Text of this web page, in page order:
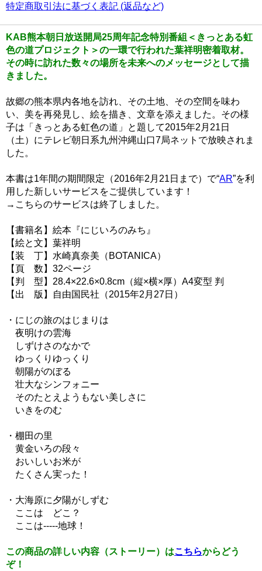
特定商取引法に基づく表記 (返品など)
KAB熊本朝日放送開局25周年記念特別番組＜きっとある虹
色の道プロジェクト＞の一環で行われた葉祥明密着取材。
その時に訪れた数々の場所を未来へのメッセージとして描
きました。
故郷の熊本県内各地を訪れ、その土地、その空間を味わ
い、美を再発見し、絵を描き、文章を添えました。その様
子は「きっとある虹色の道」と題して2015年2月21日
（土）にテレビ朝日系九州沖縄山口7局ネットで放映されま
した。
本書は1年間の期間限定（2016年2月21日まで）で“AR”を利
用した新しいサービスをご提供しています！
→こちらのサービスは終了しました。
【書籍名】絵本『にじいろのみち』
【絵と文】葉祥明
【装 丁】水崎真奈美（BOTANICA）
【頁 数】32ページ
【判 型】28.4×22.6×0.8cm（縦×横×厚）A4変型 判
【出 版】自由国民社（2015年2月27日）
・にじの旅のはじまりは
夜明けの雲海
しずけさのなかで
ゆっくりゆっくり
朝陽がのぼる
壮大なシンフォニー
そのたとえようもない美しさに
いきをのむ
・棚田の里
黄金いろの段々
おいしいお米が
たくさん実った！
・大海原に夕陽がしずむ
ここは どこ？
ここは-----地球！
この商品の詳しい内容（ストーリー）はこちらからどう
ぞ！